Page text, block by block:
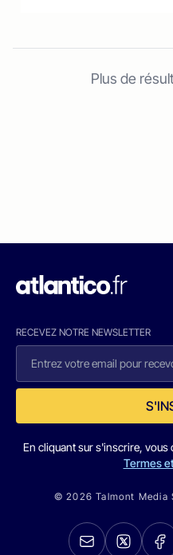
Plus de
RECEVEZ NOTRE NEWSLETTER
En cliquant sur s'inscrire,
Termes
© 2026 Talmont Media